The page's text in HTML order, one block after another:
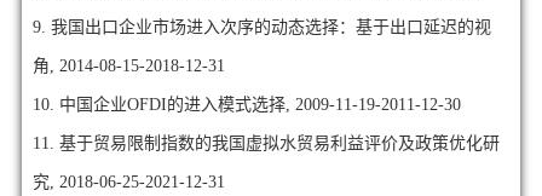
9. 我国出口企业市场进入次序的动态选择：基于出口延迟的视
角, 2014-08-15-2018-12-31
10. 中国企业OFDI的进入模式选择, 2009-11-19-2011-12-30
11. 基于贸易限制指数的我国虚拟水贸易利益评价及政策优化研
究, 2018-06-25-2021-12-31